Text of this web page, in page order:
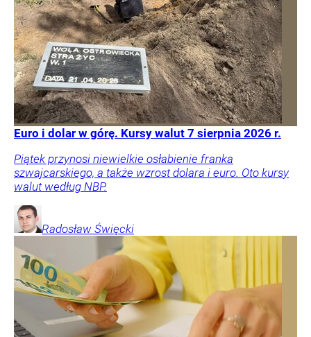
Euro i dolar w górę. Kursy walut 7 sierpnia 2026 r.
Piątek przynosi niewielkie osłabienie franka
szwajcarskiego, a także wzrost dolara i euro. Oto kursy
walut według NBP.
Radosław Święcki